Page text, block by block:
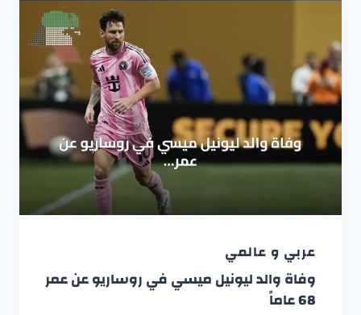
عربي و عالمي
وفاة والد ليونيل ميسي في روساريو عن عمر
68 عاماً